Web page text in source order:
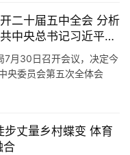
二十届五中全会 分析
中央总书记习近平主
月30日召开会议，决定今
央委员会第五次全体会
步丈量乡村蝶变 体育
合